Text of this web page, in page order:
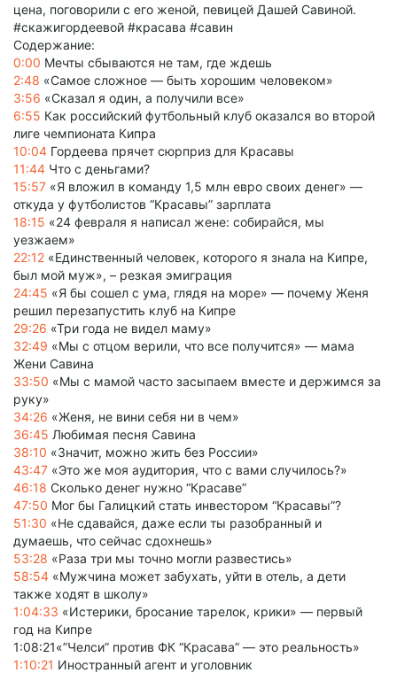
цена, поговорили с его женой, певицей Дашей Савиной.
#скажигордеевой #красава #савин
Содержание:
0:00 Мечты сбываются не там, где ждешь
2:48 «Самое сложное — быть хорошим человеком»
3:56 «Сказал я один, а получили все»
6:55 Как российский футбольный клуб оказался во второй
лиге чемпионата Кипра
10:04 Гордеева прячет сюрприз для Красавы
11:44 Что с деньгами?
15:57 «Я вложил в команду 1,5 млн евро своих денег» —
откуда у футболистов “Красавы” зарплата
18:15 «24 февраля я написал жене: собирайся, мы
уезжаем»
22:12 «Единственный человек, которого я знала на Кипре,
был мой муж», – резкая эмиграция
24:45 «Я бы сошел с ума, глядя на море» — почему Женя
решил перезапустить клуб на Кипре
29:26 «Три года не видел маму»
32:49 «Мы с отцом верили, что все получится» — мама
Жени Савина
33:50 «Мы с мамой часто засыпаем вместе и держимся за
руку»
34:26 «Женя, не вини себя ни в чем»
36:45 Любимая песня Савина
38:10 «Значит, можно жить без России»
43:47 «Это же моя аудитория, что с вами случилось?»
46:18 Сколько денег нужно “Красаве”
47:50 Мог бы Галицкий стать инвестором “Красавы”?
51:30 «Не сдавайся, даже если ты разобранный и
думаешь, что сейчас сдохнешь»
53:28 «Раза три мы точно могли развестись»
58:54 «Мужчина может забухать, уйти в отель, а дети
также ходят в школу»
1:04:33 «Истерики, бросание тарелок, крики» — первый
год на Кипре
1:08:21«”Челси” против ФК “Красава” — это реальность»
1:10:21 Иностранный агент и уголовник